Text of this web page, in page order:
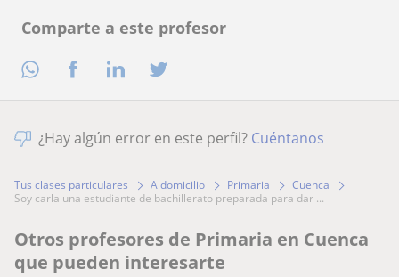
Comparte a este profesor
¿Hay algún error en este perfil? Cuéntanos
Tus clases particulares A domicilio Primaria
Cuenca
soy carla una estudiante de bachillerato preparada para dar ...
Otros profesores de Primaria en Cuenca
que pueden interesarte